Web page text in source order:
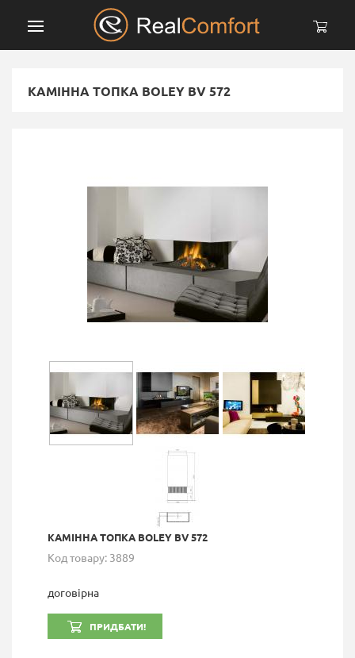
КАМІННА ТОПКА BOLEY BV 572
КАМІННА ТОПКА BOLEY BV 572
Код товару: 3889
договірна
ПРИДБАТИ!